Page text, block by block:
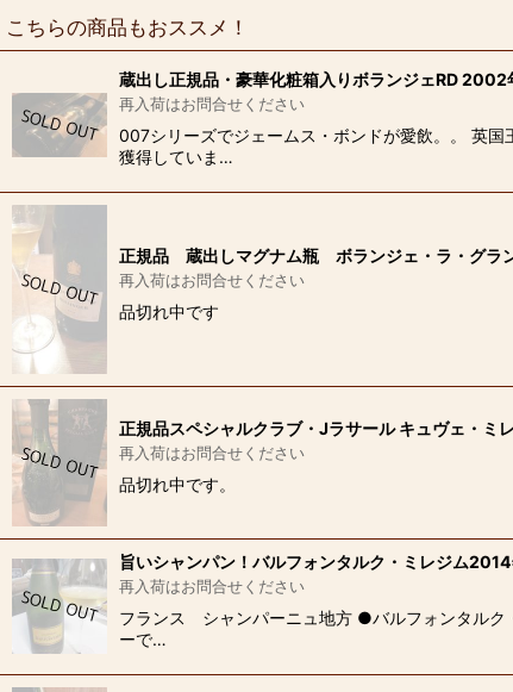
こちらの商品もおススメ！
蔵出し正規品・豪華化粧箱入りボランジェRD
再入荷はお問合せください
007シリーズでジェームス・ボンドが愛飲。。 英
獲得していま…
正規品 蔵出しマグナム瓶 ボランジェ・ラ・グラ
再入荷はお問合せください
品切れ中です
正規品スペシャルクラブ・Jラサール キュヴェ・
再入荷はお問合せください
品切れ中です。
旨いシャンパン！バルフォンタルク・ミレジム
再入荷はお問合せください
フランス シャンパーニュ地方 ●バルフォンタルク
ーで…